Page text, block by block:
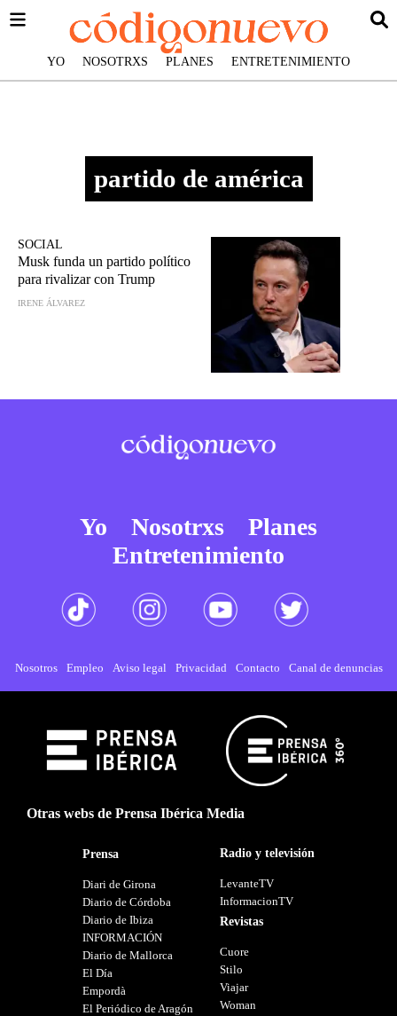
YO NOSOTRXS PLANES ENTRETENIMIENTO
partido de américa
SOCIAL
Musk funda un partido político
para rivalizar con Trump
IRENE ÁLVAREZ
Yo Nosotrxs
Planes
Entretenimiento
Nosotros Empleo Aviso legal Privacidad Contacto Canal de denuncias
Otras webs de Prensa Ibérica Media
Prensa
Diari de Girona
Diario de Córdoba
Diario de Ibiza
INFORMACIÓN
Diario de Mallorca
El Día
Empordà
El Periódico de Aragón
Radio y televisión
LevanteTV
InformacionTV
Revistas
Cuore
Stilo
Viajar
Woman